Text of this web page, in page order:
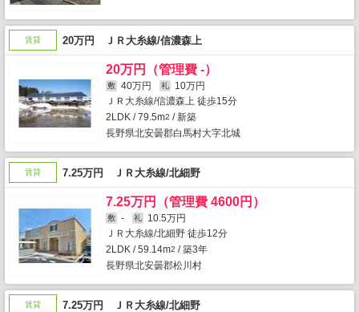
賃貸 20万円 ＪＲ大糸線/信濃森上
20万円（管理費 -）
敷 40万円 礼
10万円
ＪＲ大糸線/信濃森上 徒歩15分
2LDK / 79.5m2 / 新築
長野県北安曇郡白馬村大字北城
賃貸 7.25万円 ＪＲ大糸線/北細野
7.25万円（管理費 4600円）
敷 - 礼
10.5万円
ＪＲ大糸線/北細野 徒歩12分
2LDK / 59.14m2 / 築3年
長野県北安曇郡松川村
賃貸 7.25万円 ＪＲ大糸線/北細野